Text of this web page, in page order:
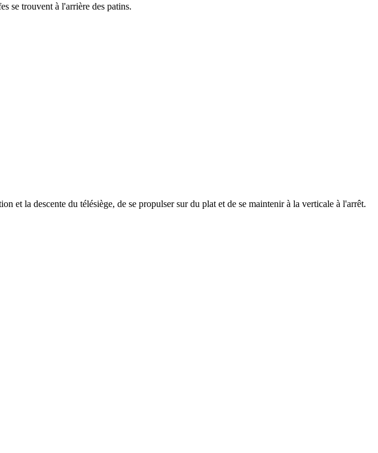
se trouvent à l'arrière des patins.
et la descente du télésiège, de se propulser sur du plat et de se maintenir à la verticale à l'arrêt.